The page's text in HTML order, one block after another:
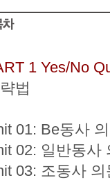
1 Yes/No
법
01: Be동사
02: 일반동사
03: 조동사 의